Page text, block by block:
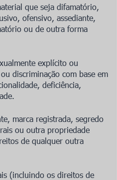
que seja difamatório,
ofensivo, assediante,
ou de outra forma
explícito ou
discriminação com base em
deficiência,
marca registrada, segredo
ou outra propriedade
de qualquer outra
(incluindo os direitos de